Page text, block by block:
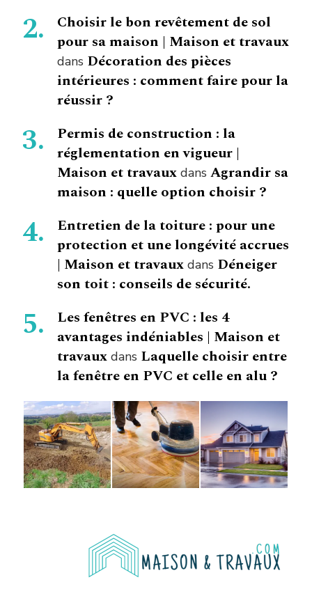
Choisir le bon revêtement de sol
pour sa maison | Maison et travaux
dans Décoration des pièces
intérieures : comment faire pour la
réussir ?
Permis de construction : la
réglementation en vigueur |
Maison et travaux dans Agrandir sa
maison : quelle option choisir ?
Entretien de la toiture : pour une
protection et une longévité accrues
| Maison et travaux dans Déneiger
son toit : conseils de sécurité.
Les fenêtres en PVC : les 4
avantages indéniables | Maison et
travaux dans Laquelle choisir entre
la fenêtre en PVC et celle en alu ?